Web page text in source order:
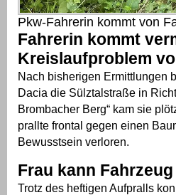
Pkw-Fahrerin kommt von
Fahrerin kommt
Kreislaufproblem
Nach bisherigen Ermittlungen
Dacia die Sülztalstraße in
Brombacher Berg“ kam sie
prallte frontal gegen einen
Bewusstsein verloren.
Frau kann
Trotz des heftigen Aufpralls